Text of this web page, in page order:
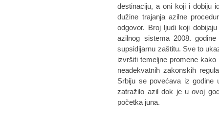
destinaciju, a oni koji i dobiju
dužine trajanja azilne
odgovor. Broj ljudi koji
azilnog sistema 2008.
supsidijarnu zaštitu. Sve to
izvršiti temeljne promene
neadekvatnih zakonskih
Srbiju se povećava iz godine
zatražilo azil dok je u ovoj
početka juna.